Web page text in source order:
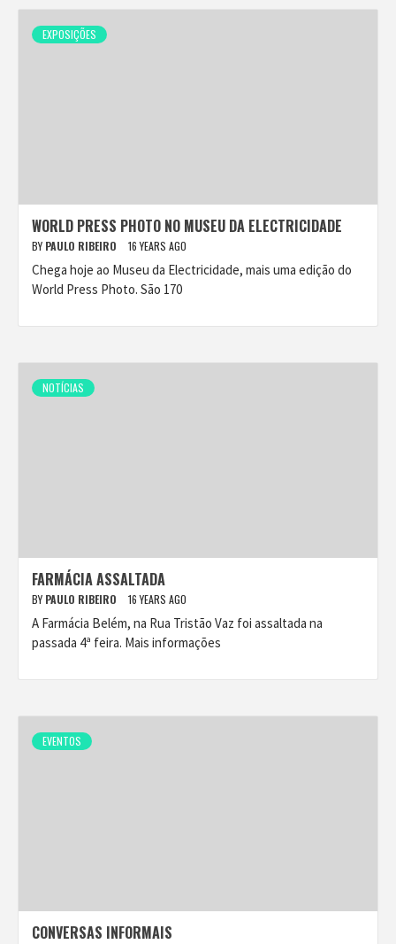
EXPOSIÇÕES
WORLD PRESS PHOTO NO MUSEU DA ELECTRICIDADE
BY PAULO RIBEIRO 16 YEARS AGO
Chega hoje ao Museu da Electricidade, mais uma edição do
World Press Photo. São 170
NOTÍCIAS
FARMÁCIA ASSALTADA
BY PAULO RIBEIRO 16 YEARS AGO
A Farmácia Belém, na Rua Tristão Vaz foi assaltada na
passada 4ª feira. Mais informações
EVENTOS
CONVERSAS INFORMAIS